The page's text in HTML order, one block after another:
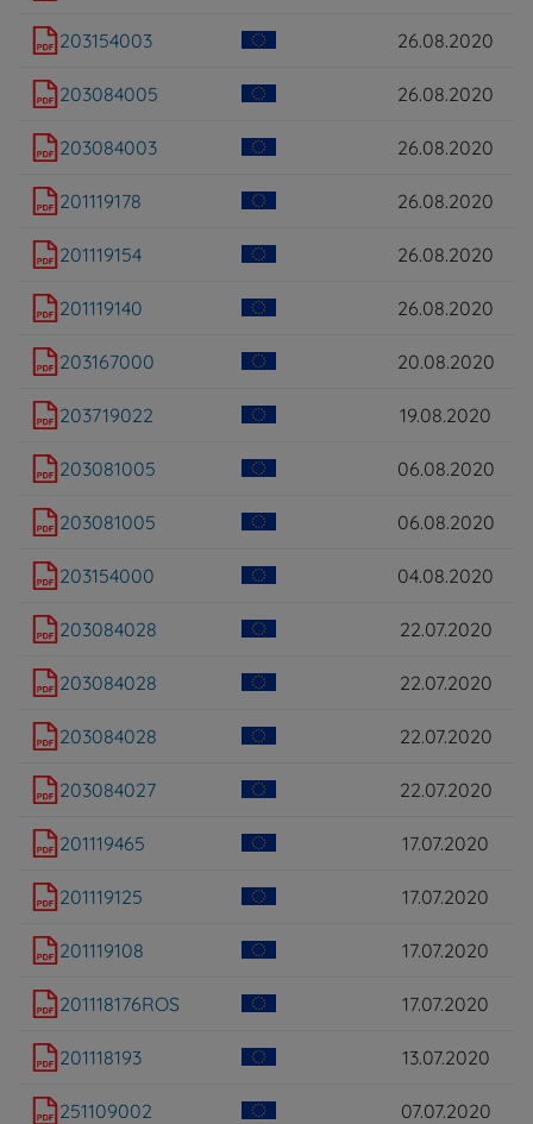
203154003 26.08.2020
203084005 26.08.2020
203084003 26.08.2020
201119178 26.08.2020
201119154 26.08.2020
201119140 26.08.2020
203167000 20.08.2020
203719022 19.08.2020
203081005 06.08.2020
203081005 06.08.2020
203154000 04.08.2020
203084028 22.07.2020
203084028 22.07.2020
203084028 22.07.2020
203084027 22.07.2020
201119465 17.07.2020
201119125 17.07.2020
201119108 17.07.2020
201118176ROS 17.07.2020
201118193 13.07.2020
251109002 07.07.2020